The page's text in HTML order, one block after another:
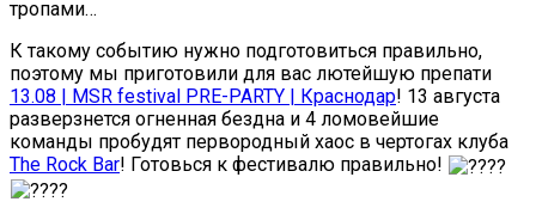
тропами…
К такому событию нужно подготовиться правильно,
поэтому мы приготовили для вас лютейшую препати
13.08 | MSR festival PRE-PARTY | Краснодар! 13 августа
разверзнется огненная бездна и 4 ломовейшие
команды пробудят первородный хаос в чертогах клуба
The Rock Bar! Готовься к фестивалю правильно!